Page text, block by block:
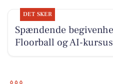
DET SKER
Spændende
Floorball og AI-kursus